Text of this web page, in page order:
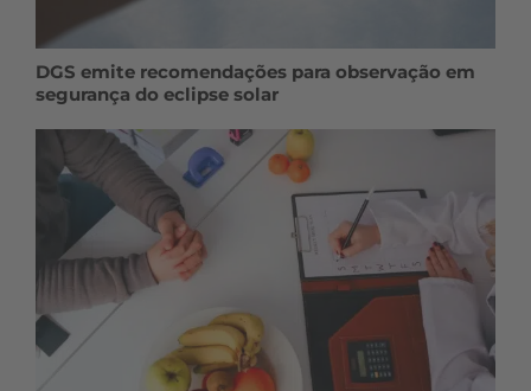
DGS emite recomendações para observação em
segurança do eclipse solar